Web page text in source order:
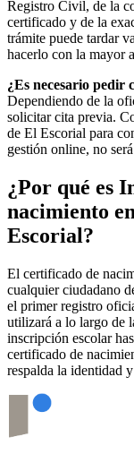
Registro Civil, de la
certificado y de la
trámite puede tardar
hacerlo con la mayor
¿Es necesario pedir
Dependiendo de la
solicitar cita previa.
de El Escorial para
gestión online, no
¿Por qué es
nacimiento en
Escorial?
El certificado de
cualquier ciudadano
el primer registro
utilizará a lo largo de
inscripción escolar
certificado de
respalda la identidad